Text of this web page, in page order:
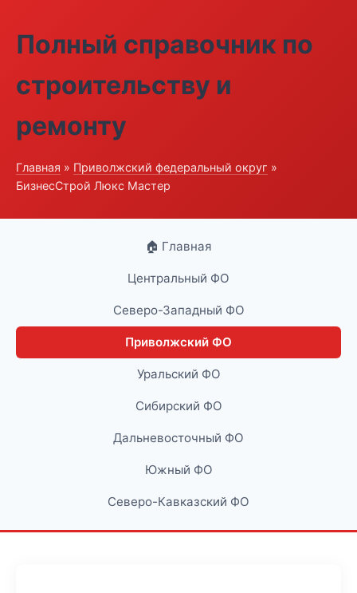
Полный справочник по
строительству и
ремонту
Главная » Приволжский федеральный округ »
БизнесСтрой Люкс Мастер
🏠 Главная
Центральный ФО
Северо-Западный ФО
Приволжский ФО
Уральский ФО
Сибирский ФО
Дальневосточный ФО
Южный ФО
Северо-Кавказский ФО